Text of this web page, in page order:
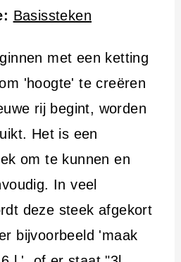
Basissteken
met een ketting
'hoogte' te creëren
rij begint, worden
Het is een
om te kunnen en
In veel
deze steek afgekort
bijvoorbeeld 'maak